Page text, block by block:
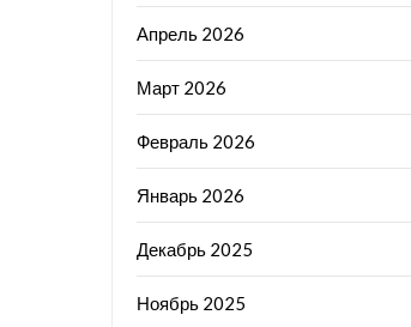
Апрель 2026
Март 2026
Февраль 2026
Январь 2026
Декабрь 2025
Ноябрь 2025